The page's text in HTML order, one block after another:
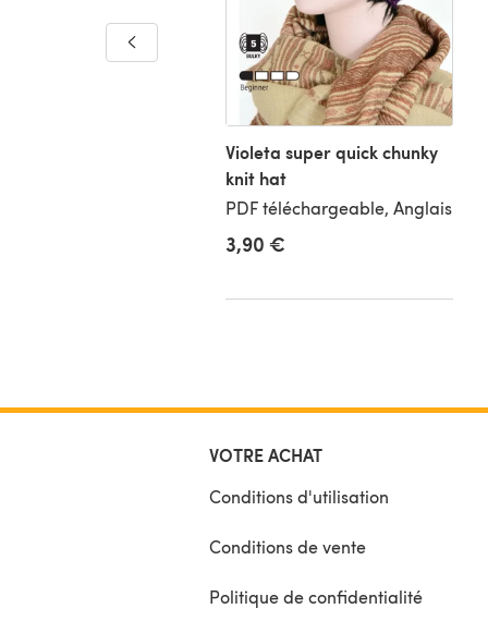
Vankka Leg Warmers
Violeta super quick chunky
knit hat
PDF téléchargeable, Anglais
3,90 €
VOTRE ACHAT
Conditions d'utilisation
Conditions de vente
Politique de confidentialité